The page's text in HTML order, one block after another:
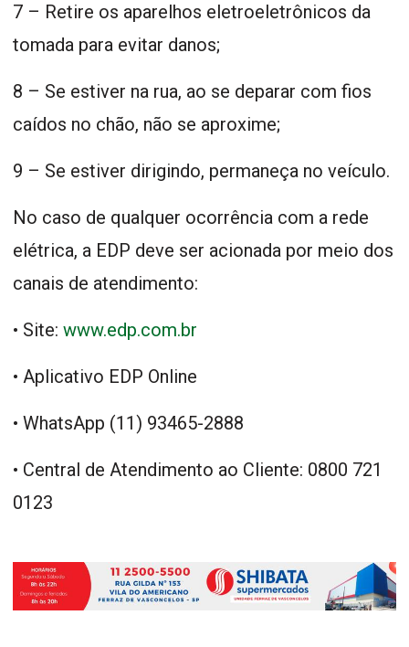
7 – Retire os aparelhos eletroeletrônicos da
tomada para evitar danos;
8 – Se estiver na rua, ao se deparar com fios
caídos no chão, não se aproxime;
9 – Se estiver dirigindo, permaneça no veículo.
No caso de qualquer ocorrência com a rede
elétrica, a EDP deve ser acionada por meio dos
canais de atendimento:
• Site: www.edp.com.br
• Aplicativo EDP Online
• WhatsApp (11) 93465-2888
• Central de Atendimento ao Cliente: 0800 721
0123